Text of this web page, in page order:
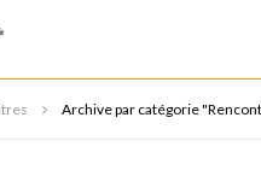
Archive par catégorie